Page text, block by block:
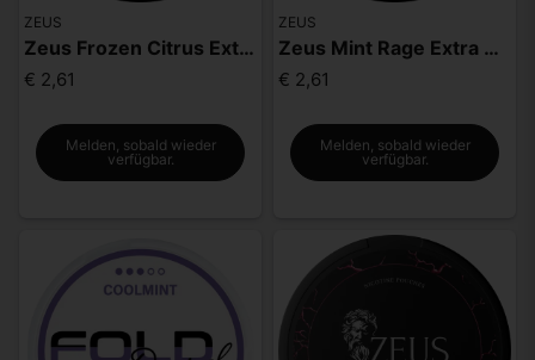
ZEUS
Zeus Frozen Citrus Extra Strong
€ 2,61
Melden, sobald wieder
verfügbar.
ZEUS
Zeus Mint Rage Extra Strong
€ 2,61
Melden, sobald wieder
verfügbar.